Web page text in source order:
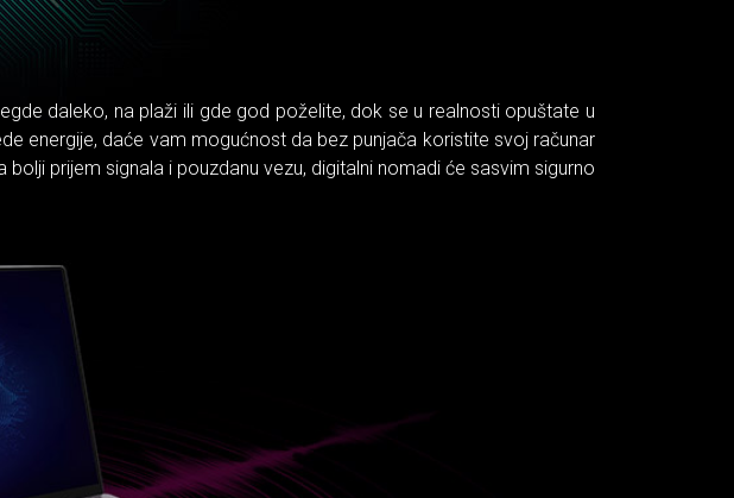
daleko, na plaži ili gde god poželite, dok se u realnosti opuštate u
energije, daće vam mogućnost da bez punjača koristite svoj računar
prijem signala i pouzdanu vezu, digitalni nomadi će sasvim sigurno